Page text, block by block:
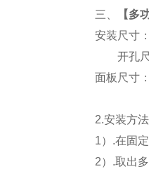
三、
【多
安装尺寸
开孔
面板尺寸
2.安装方
1）.在固
2）.取出